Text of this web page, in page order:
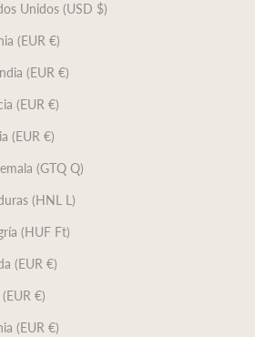
Unidos (USD $)
(EUR €)
(EUR €)
(EUR €)
(EUR €)
(GTQ Q)
(HNL L)
(HUF Ft)
(EUR €)
€)
(EUR €)